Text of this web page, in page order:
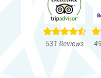
531 Reviews